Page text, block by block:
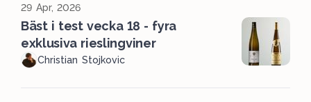
29 Apr, 2026
Bäst i test vecka 18 - fyra
exklusiva rieslingviner
Christian Stojkovic